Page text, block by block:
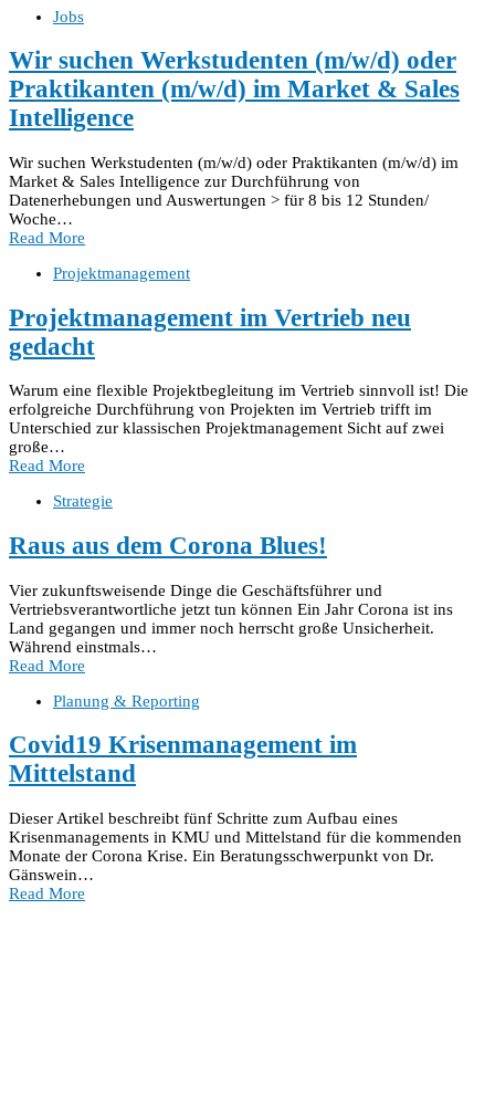
Jobs
Wir suchen Werkstudenten (m/w/d) oder
Praktikanten (m/w/d) im Market & Sales
Intelligence
Wir suchen Werkstudenten (m/w/d) oder Praktikanten (m/w/d) im
Market & Sales Intelligence zur Durchführung von
Datenerhebungen und Auswertungen > für 8 bis 12 Stunden/
Woche…
Read More
Projektmanagement
Projektmanagement im Vertrieb neu
gedacht
Warum eine flexible Projektbegleitung im Vertrieb sinnvoll ist! Die
erfolgreiche Durchführung von Projekten im Vertrieb trifft im
Unterschied zur klassischen Projektmanagement Sicht auf zwei
große…
Read More
Strategie
Raus aus dem Corona Blues!
Vier zukunftsweisende Dinge die Geschäftsführer und
Vertriebsverantwortliche jetzt tun können Ein Jahr Corona ist ins
Land gegangen und immer noch herrscht große Unsicherheit.
Während einstmals…
Read More
Planung & Reporting
Covid19 Krisenmanagement im
Mittelstand
Dieser Artikel beschreibt fünf Schritte zum Aufbau eines
Krisenmanagements in KMU und Mittelstand für die kommenden
Monate der Corona Krise. Ein Beratungsschwerpunkt von Dr.
Gänswein…
Read More